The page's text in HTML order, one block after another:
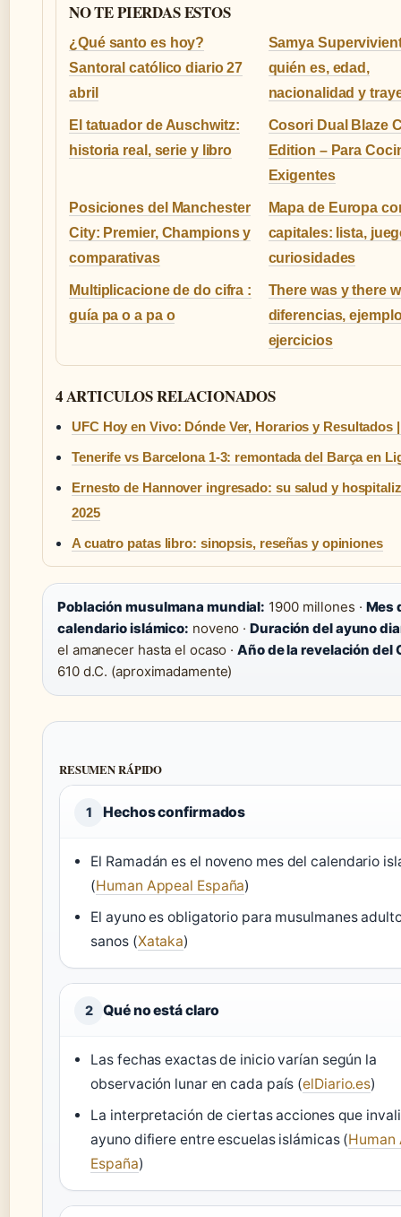
NO TE PIERDAS ESTOS
¿Qué santo es hoy?
Santoral católico diario 27
abril
Samya
quién es, edad,
nacionalidad y
El tatuador de Auschwitz:
historia real, serie y libro
Cosori Dual Blaze
Edition – Para
Exigentes
Posiciones del Manchester
City: Premier, Champions y
comparativas
Mapa de Europa
capitales: lista,
curiosidades
Multiplicacione de do cifra :
guía pa o a pa o
There was y there
diferencias,
ejercicios
4 ARTICULOS RELACIONADOS
UFC Hoy en Vivo: Dónde Ver, Horarios y Resultados
Tenerife vs Barcelona 1-3: remontada del Barça en
Ernesto de Hannover ingresado: su salud y
2025
A cuatro patas libro: sinopsis, reseñas y opiniones
Población musulmana mundial: 1900 millones · Mes
calendario islámico: noveno · Duración del ayuno
el amanecer hasta el ocaso ·Año de la revelación del
610 d.C. (aproximadamente)
RESUMEN RÁPIDO
1 Hechos confirmados
El Ramadán es el noveno mes del calendario
(Human Appeal España)
El ayuno es obligatorio para musulmanes
sanos (Xataka)
2 Qué no está claro
Las fechas exactas de inicio varían según la
observación lunar en cada país (elDiario.es)
La interpretación de ciertas acciones que
ayuno difiere entre escuelas islámicas (Human
España)